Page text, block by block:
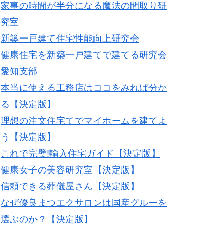
家事の時間が半分になる魔法の間取り研
究室
新築一戸建て住宅性能向上研究会
健康住宅を新築一戸建てで建てる研究会
愛知支部
本当に使える工務店はココをみれば分か
る【決定版】
理想の注文住宅てでマイホームを建てよ
う【決定版】
これで完璧!輸入住宅ガイド【決定版】
健康女子の美容研究室【決定版】
信頼できる葬儀屋さん【決定版】
なぜ優良まつエクサロンは国産グルーを
選ぶのか？【決定版】